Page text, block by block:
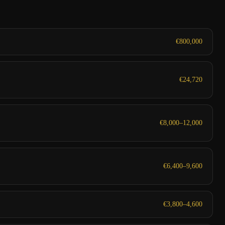
€800,000
€24,720
€8,000–12,000
€6,400–9,600
€3,800–4,600